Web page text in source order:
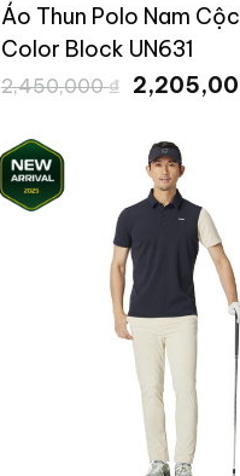
Áo Thun Polo Nam
Color Block UN631
2,450,000₫ Giá
gốc
2,450,000